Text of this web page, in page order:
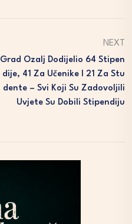
NEXT
Grad Ozalj Dodijelio 64 Stipen
Dije, 41 Za Učenike I 21 Za Stu
Dente – Svi Koji Su Zadovoljili
Uvjete Su Dobili Stipendiju